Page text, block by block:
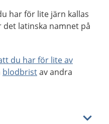
har för lite järn kallas
latinska namnet på
du har för lite av
blodbristav andra